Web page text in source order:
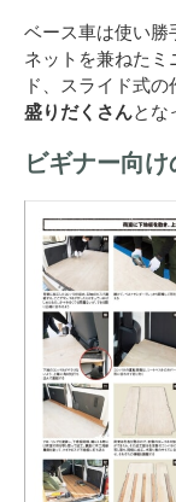
ベース車は使い勝
ネットを兼ねた
ド、スライド式
盛りだくさんとな
ビギナー向